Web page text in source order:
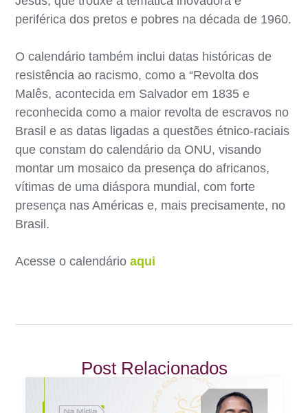
periférica dos pretos e pobres na década de 1960.
O calendário também inclui datas históricas de
resistência ao racismo, como a “Revolta dos
Malês, acontecida em Salvador em 1835 e
reconhecida como a maior revolta de escravos no
Brasil e as datas ligadas a questões étnico-raciais
que constam do calendário da ONU, visando
montar um mosaico da presença do africanos,
vítimas de uma diáspora mundial, com forte
presença nas Américas e, mais precisamente, no
Brasil.
Acesse o calendárioaqui
Post Relacionados